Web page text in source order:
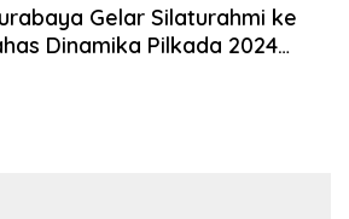
Gelar Silaturahmi ke
Dinamika Pilkada 2024